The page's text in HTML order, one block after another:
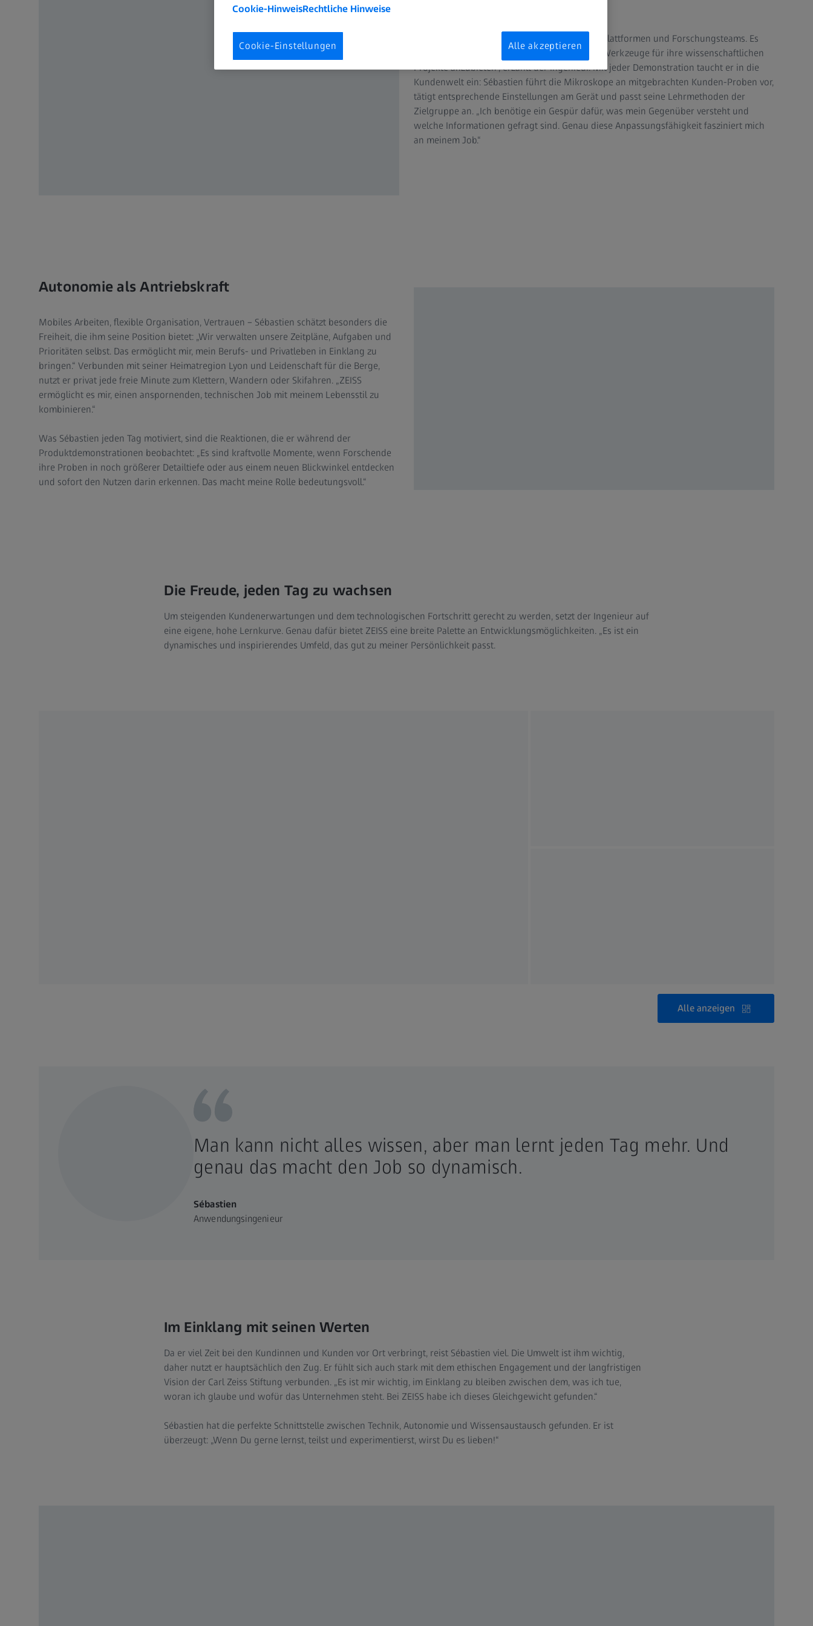
„Wir arbeiten hauptsächlich mit Mikroskopie-Plattformen und Forschungsteams. Es
liegt an uns, den Anwendenden die richtigen Werkzeuge für ihre wissenschaftlichen
Projekte anzubieten“, erzählt der Ingenieur. Mit jeder Demonstration taucht er in die
Kundenwelt ein: Sébastien führt die Mikroskope an mitgebrachten Kunden-Proben vor,
tätigt entsprechende Einstellungen am Gerät und passt seine Lehrmethoden der
Zielgruppe an. „Ich benötige ein Gespür dafür, was mein Gegenüber versteht und
welche Informationen gefragt sind. Genau diese Anpassungsfähigkeit fasziniert mich
an meinem Job.“
Autonomie als Antriebskraft
Mobiles Arbeiten, flexible Organisation, Vertrauen – Sébastien schätzt besonders die
Freiheit, die ihm seine Position bietet: „Wir verwalten unsere Zeitpläne, Aufgaben und
Prioritäten selbst. Das ermöglicht mir, mein Berufs- und Privatleben in Einklang zu
bringen.“ Verbunden mit seiner Heimatregion Lyon und Leidenschaft für die Berge,
nutzt er privat jede freie Minute zum Klettern, Wandern oder Skifahren. „ZEISS
ermöglicht es mir, einen anspornenden, technischen Job mit meinem Lebensstil zu
kombinieren.“
Was Sébastien jeden Tag motiviert, sind die Reaktionen, die er während der
Produktdemonstrationen beobachtet: „Es sind kraftvolle Momente, wenn Forschende
ihre Proben in noch größerer Detailtiefe oder aus einem neuen Blickwinkel entdecken
und sofort den Nutzen darin erkennen. Das macht meine Rolle bedeutungsvoll.“
Die Freude, jeden Tag zu wachsen
Um steigenden Kundenerwartungen und dem technologischen Fortschritt gerecht zu werden, setzt der Ingenieur auf
eine eigene, hohe Lernkurve. Genau dafür bietet ZEISS eine breite Palette an Entwicklungsmöglichkeiten. „Es ist ein
dynamisches und inspirierendes Umfeld, das gut zu meiner Persönlichkeit passt.
Alle anzeigen
Man kann nicht alles wissen, aber man lernt jeden Tag mehr. Und
genau das macht den Job so dynamisch.
Sébastien
Anwendungsingenieur
Im Einklang mit seinen Werten
Da er viel Zeit bei den Kundinnen und Kunden vor Ort verbringt, reist Sébastien viel. Die Umwelt ist ihm wichtig,
daher nutzt er hauptsächlich den Zug. Er fühlt sich auch stark mit dem ethischen Engagement und der langfristigen
Vision der Carl Zeiss Stiftung verbunden. „Es ist mir wichtig, im Einklang zu bleiben zwischen dem, was ich tue,
woran ich glaube und wofür das Unternehmen steht. Bei ZEISS habe ich dieses Gleichgewicht gefunden.“
Sébastien hat die perfekte Schnittstelle zwischen Technik, Autonomie und Wissensaustausch gefunden. Er ist
überzeugt: „Wenn Du gerne lernst, teilst und experimentierst, wirst Du es lieben!“
Cookie-HinweisRechtliche Hinweise
Cookie-Einstellungen Alle akzeptieren